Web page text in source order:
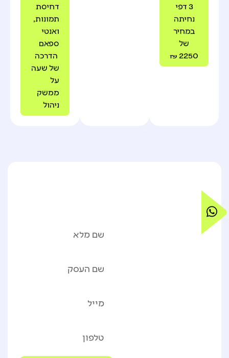
3 דפי
נחיתה
במחיר
של
2250 ₪
דחיסת
תמונות,
ואנטי
ספאם
הדרכה
של שעה
על
ממשק
ניהול